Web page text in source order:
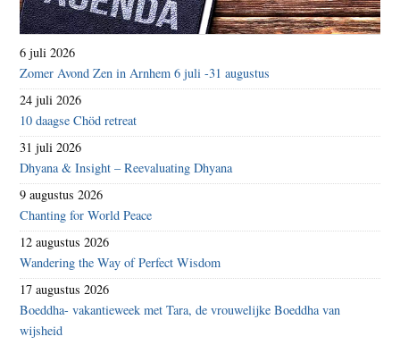
6 juli 2026
Zomer Avond Zen in Arnhem 6 juli -31 augustus
24 juli 2026
10 daagse Chöd retreat
31 juli 2026
Dhyana & Insight – Reevaluating Dhyana
9 augustus 2026
Chanting for World Peace
12 augustus 2026
Wandering the Way of Perfect Wisdom
17 augustus 2026
Boeddha- vakantieweek met Tara, de vrouwelijke Boeddha van
wijsheid